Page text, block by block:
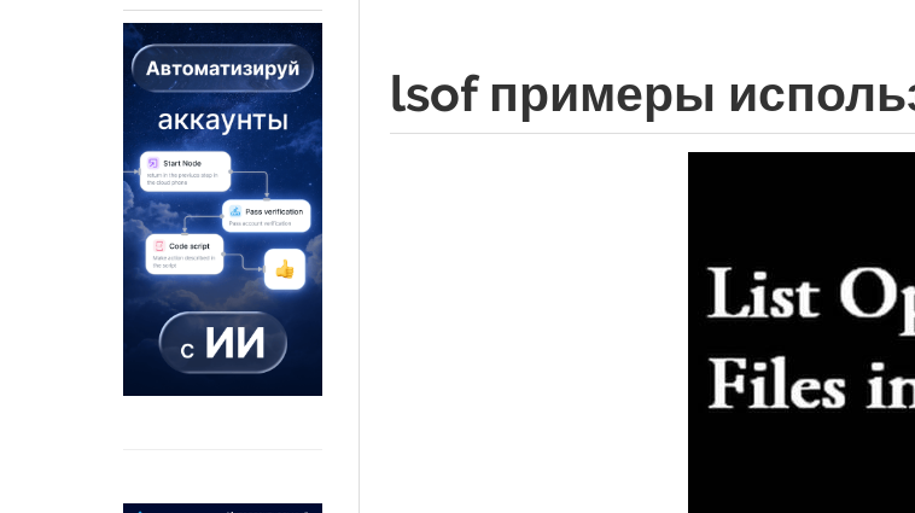
lsof примеры